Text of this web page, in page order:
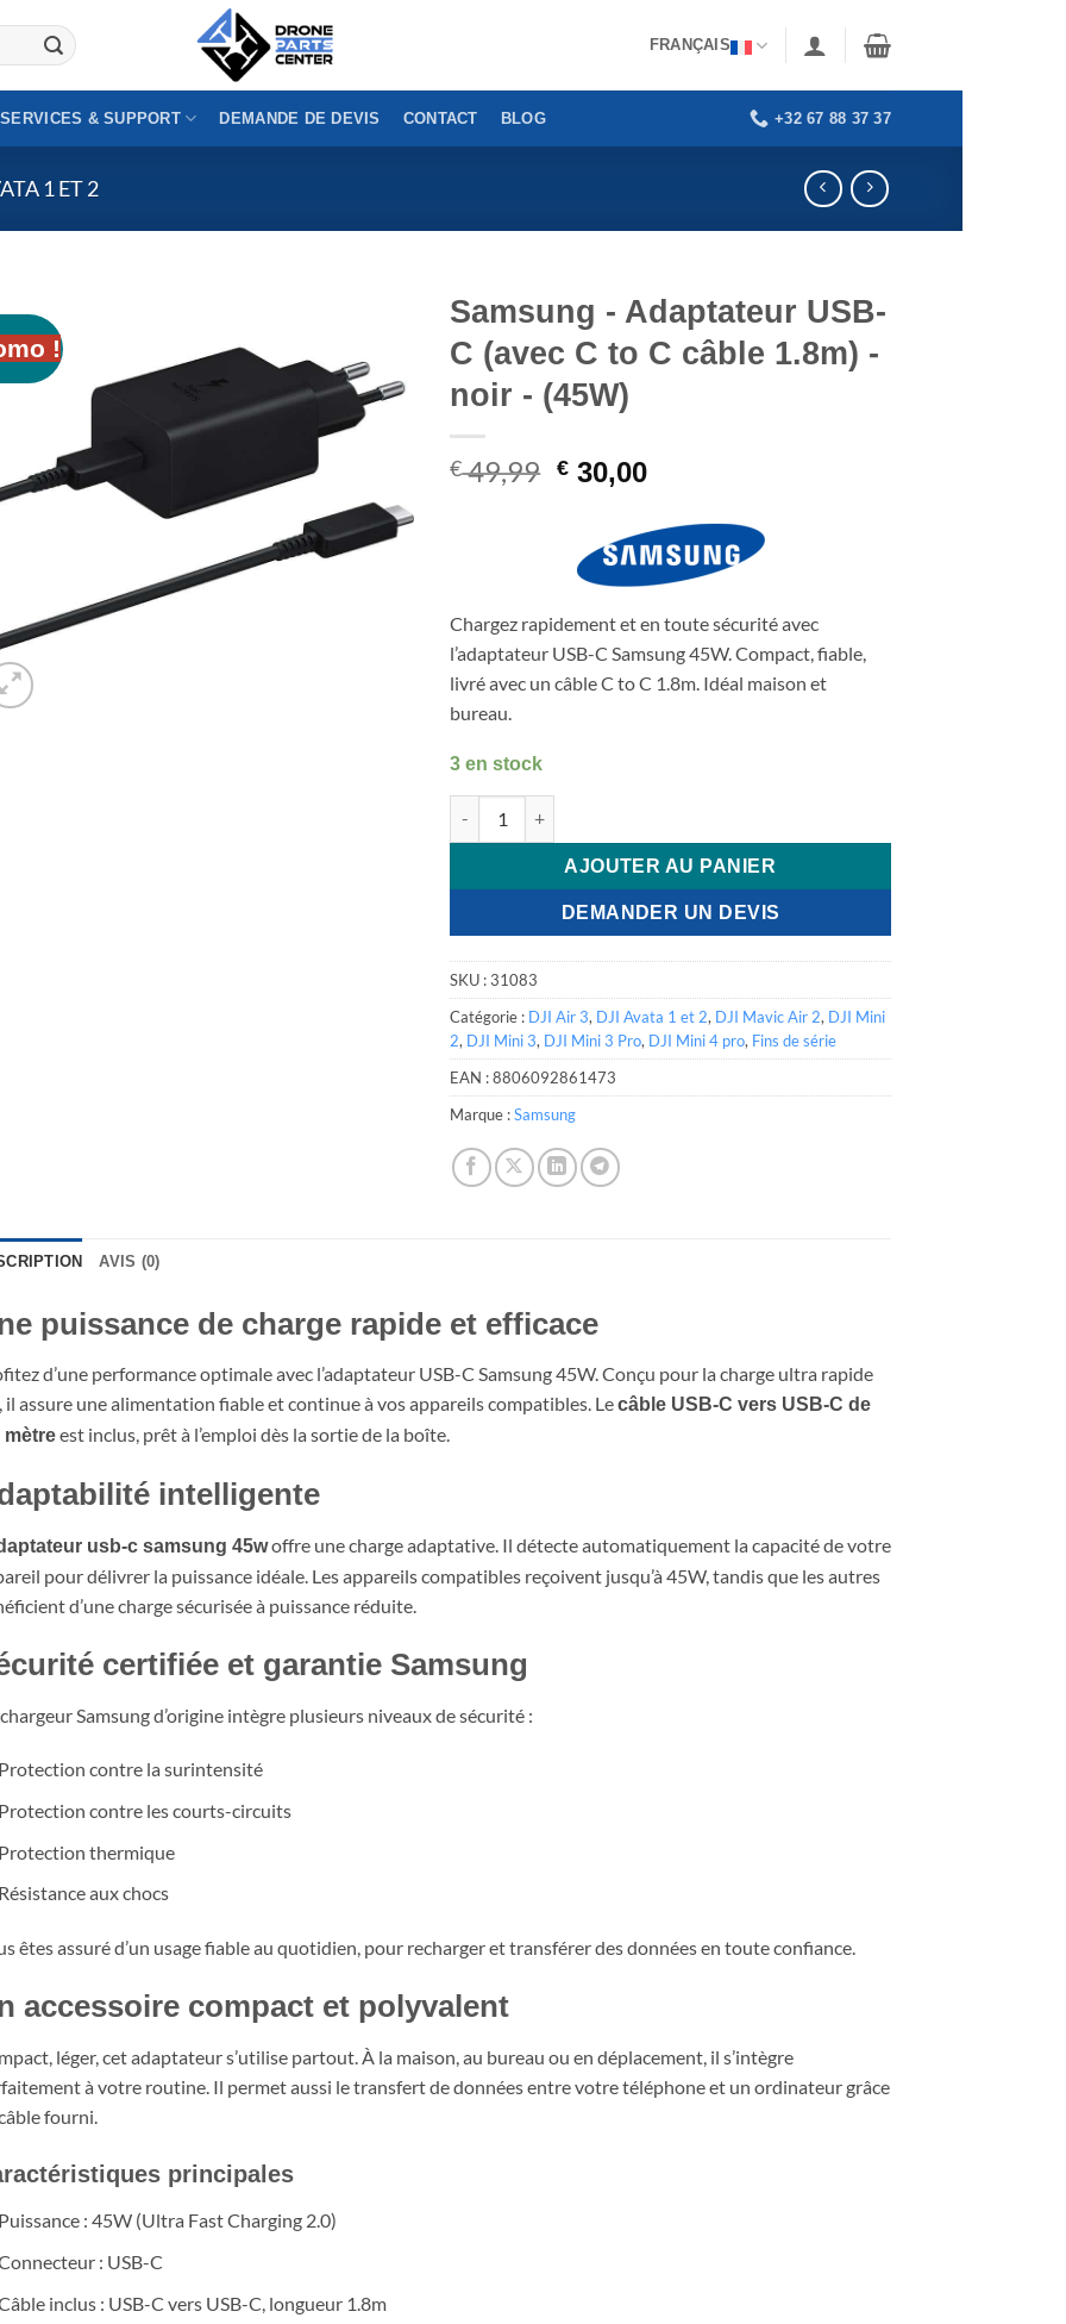
FRANÇAIS
SERVICES & SUPPORT DEMANDE DE DEVIS CONTACT BLOG +32 67 88 37 37
1 ET 2
!
Samsung - Adaptateur USB-
C (avec C to C câble 1.8m) -
noir - (45W)
€49,99 Le
était :
€ 49,99.
€ 30,00Le
actuel
est :
€ 30,00.
Chargez rapidement et en toute sécurité avec
l’adaptateur USB-C Samsung 45W. Compact, fiable,
livré avec un câble C to C 1.8m. Idéal maison et
bureau.
3 en stock
AJOUTER AU PANIER
DEMANDER UN DEVIS
SKU :31083
Catégorie : DJI Air 3, DJI Avata 1 et 2, DJI Mavic Air 2, DJI Mini
2, DJI Mini 3, DJI Mini 3 Pro, DJI Mini 4 pro, Fins de série
EAN :8806092861473
Marque :Samsung
AVIS (0)
puissance de charge rapide et efficace
d’une performance optimale avec l’adaptateur USB-C Samsung 45W. Conçu pour la charge ultra rapide
il assure une alimentation fiable et continue à vos appareils compatibles. Lecâble USB-C vers USB-C de
mètreest inclus, prêt à l’emploi dès la sortie de la boîte.
intelligente
usb-c samsung 45woffre une charge adaptative. Il détecte automatiquement la capacité de votre
pour délivrer la puissance idéale. Les appareils compatibles reçoivent jusqu’à 45W, tandis que les autres
d’une charge sécurisée à puissance réduite.
certifiée et garantie Samsung
Samsung d’origine intègre plusieurs niveaux de sécurité :
contre la surintensité
contre les courts-circuits
thermique
aux chocs
êtes assuré d’un usage fiable au quotidien, pour recharger et transférer des données en toute confiance.
accessoire compact et polyvalent
léger, cet adaptateur s’utilise partout. À la maison, au bureau ou en déplacement, il s’intègre
à votre routine. Il permet aussi le transfert de données entre votre téléphone et un ordinateur grâce
fourni.
principales
: 45W (Ultra Fast Charging 2.0)
: USB-C
inclus : USB-C vers USB-C, longueur 1.8m